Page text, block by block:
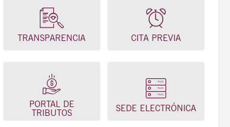
TRANSPARENCIA CITA PREVIA
PORTAL DE
TRIBUTOS
SEDE ELECTRÓNICA